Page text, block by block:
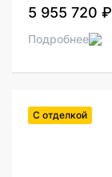
5 955 720 ₽
Подробнее
С отделкой